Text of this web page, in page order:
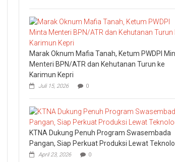
Marak Oknum Mafia Tanah, Ketum PWDPI
Menteri BPN/ATR dan Kehutanan Turun ke
Karimun Kepri
Juli 15, 2026 0
KTNA Dukung Penuh Program Swasembada
Pangan, Siap Perkuat Produksi Lewat
April 23, 2026 0